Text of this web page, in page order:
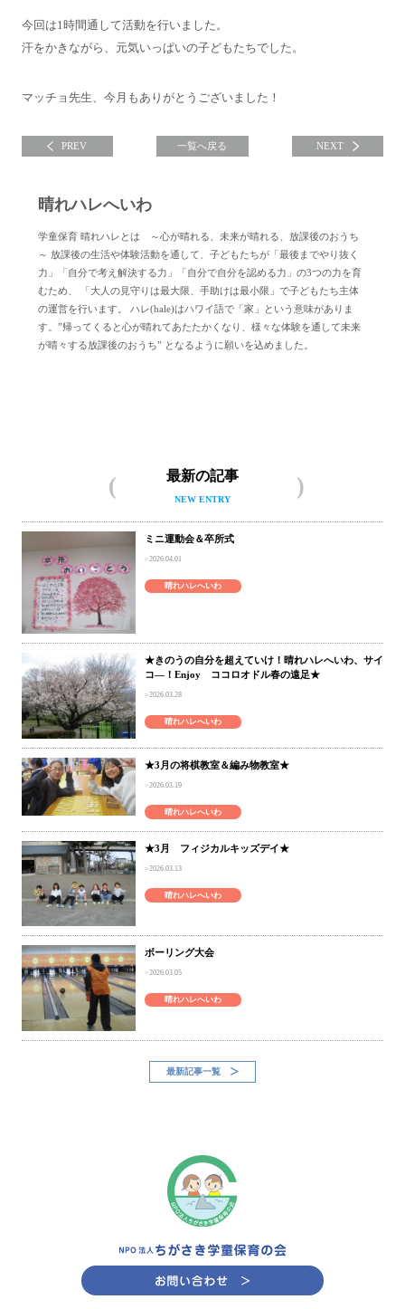
今回は1時間通して活動を行いました。
汗をかきながら、元気いっぱいの子どもたちでした。
マッチョ先生、今月もありがとうございました！
PREV 一覧へ戻る NEXT
晴れハレへいわ
学童保育 晴れハレとは ～心が晴れる、未来が晴れる、放課後のおうち
～ 放課後の生活や体験活動を通して、子どもたちが「最後までやり抜く
力」「自分で考え解決する力」「自分で自分を認める力」の3つの力を育
むため、 「大人の見守りは最大限、手助けは最小限」で子どもたち主体
の運営を行います。 ハレ(hale)はハワイ語で「家」という意味がありま
す。”帰ってくると心が晴れてあたたかくなり、様々な体験を通して未来
が晴々する放課後のおうち” となるように願いを込めました。
最新の記事
NEW ENTRY
ミニ運動会＆卒所式
2026.04.01
晴れハレへいわ
★きのうの自分を超えていけ！晴れハレへいわ、サイ
コ―！Enjoy ココロオドル春の遠足★
2026.03.28
晴れハレへいわ
★3月の将棋教室＆編み物教室★
2026.03.19
晴れハレへいわ
★3月 フィジカルキッズデイ★
2026.03.13
晴れハレへいわ
ボーリング大会
2026.03.05
晴れハレへいわ
最新記事一覧